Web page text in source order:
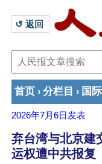
↺ 返回
首页 › 分栏目 › 国际
2026年7月6日 发表
弃台湾与北京建
运权遭中共报复